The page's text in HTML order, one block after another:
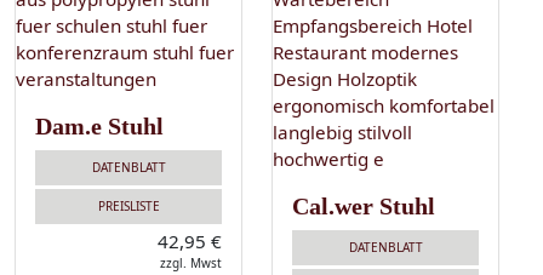
Dam.e Stuhl
DATENBLATT
PREISLISTE
42,95 €
zzgl. Mwst
Cal.wer Stuhl
DATENBLATT